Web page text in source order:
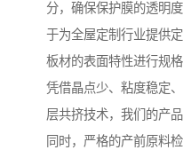
分，确保保护膜的透明
于为全屋定制行业提供
板材的表面特性进行规
凭借晶点少、粘度稳定
层共挤技术，我们的产
同时，严格的产前原料